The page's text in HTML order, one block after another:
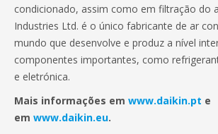
condicionado, assim como em filtração do
Industries Ltd. é o único fabricante de ar
mundo que desenvolve e produz a nível
componentes importantes, como
e eletrónica.
Mais informações em www.daikin.pt e
em www.daikin.eu.